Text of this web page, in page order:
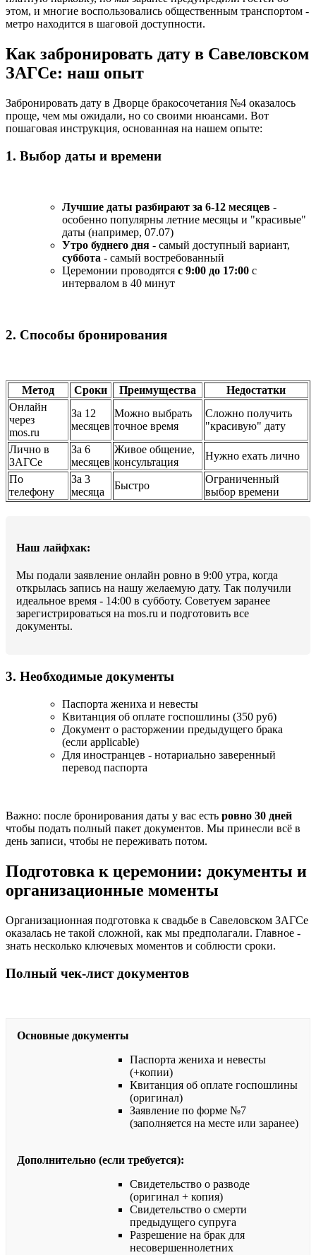
этом, и многие воспользовались общественным транспортом -
метро находится в шаговой доступности.
Как забронировать дату в Савеловском
ЗАГСе: наш опыт
Забронировать дату в Дворце бракосочетания №4 оказалось
проще, чем мы ожидали, но со своими нюансами. Вот
пошаговая инструкция, основанная на нашем опыте:
1. Выбор даты и времени
Лучшие даты разбирают за 6-12 месяцев -
особенно популярны летние месяцы и "красивые"
даты (например, 07.07)
Утро буднего дня - самый доступный вариант,
суббота - самый востребованный
Церемонии проводятся с 9:00 до 17:00 с
интервалом в 40 минут
2. Способы бронирования
Метод Сроки Преимущества
Недостатки
Онлайн
через
mos.ru
За 12
месяцев
Можно выбрать
точное время
Сложно получить
"красивую" дату
Лично в
ЗАГСе
За 6
месяцев
Живое общение,
консультация
Нужно ехать лично
По
телефону
За 3
месяца
Быстро
Ограниченный
выбор времени
Наш лайфхак:
Мы подали заявление онлайн ровно в 9:00 утра, когда
открылась запись на нашу желаемую дату. Так получили
идеальное время - 14:00 в субботу. Советуем заранее
зарегистрироваться на mos.ru и подготовить все
документы.
3. Необходимые документы
Паспорта жениха и невесты
Квитанция об оплате госпошлины (350 руб)
Документ о расторжении предыдущего брака
(если applicable)
Для иностранцев - нотариально заверенный
перевод паспорта
Важно: после бронирования даты у вас есть ровно 30 дней
чтобы подать полный пакет документов. Мы принесли всё в
день записи, чтобы не переживать потом.
Подготовка к церемонии: документы и
организационные моменты
Организационная подготовка к свадьбе в Савеловском ЗАГСе
оказалась не такой сложной, как мы предполагали. Главное -
знать несколько ключевых моментов и соблюсти сроки.
Полный чек-лист документов
Основные документы
Паспорта жениха и невесты
(+копии)
Квитанция об оплате госпошлины
(оригинал)
Заявление по форме №7
(заполняется на месте или заранее)
Дополнительно (если требуется):
Свидетельство о разводе
(оригинал + копия)
Свидетельство о смерти
предыдущего супруга
Разрешение на брак для
несовершеннолетних